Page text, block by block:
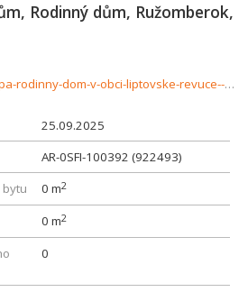
Rodinný dům, Ružomberok,
http://www.hdreality.sk/kupa-rodinny-dom-v-obci-liptovske-revuce--937278
25.09.2025
AR-0SFI-100392 (922493)
0 m2
0 m2
0